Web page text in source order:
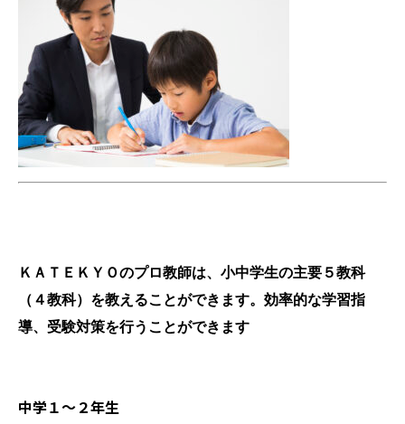
ＫＡＴＥＫＹＯのプロ教師は、小中学生の主要５教科
（４教科）を教えることができます。効率的な学習指
導、受験対策を行うことができます
中学１～２年生